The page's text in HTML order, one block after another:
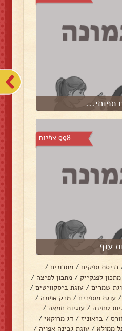
תפוחי...
998 צפיות
עוף
כניסת ספקים / מתכונים /
מתכון לפנקייק / מתכון לפיצה /
שמרים / עוגת ביסקוויטים /
/ עוגת מספרים / מרק אפונה /
טחינה / עוגיות חמאה /
/ בראוניז / דג מרוקאי /
ממולא / עוגת גבינה אפויה /